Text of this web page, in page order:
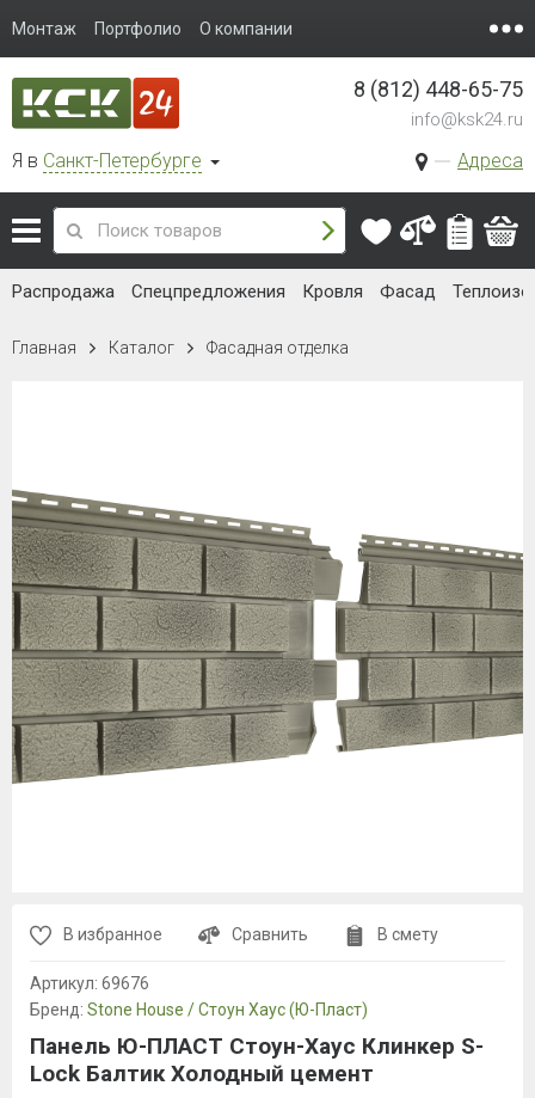
Монтаж Портфолио О компании
Я в Санкт-Петербурге Адреса
8 (812) 448-65-75
info@ksk24.ru
Распродажа Спецпредложения Кровля Фасад
Главная Каталог Фасадная отделка
В избранное Сравнить В смету
Артикул: 69676
Бренд: Stone House / Стоун Хаус (Ю-Пласт)
Панель Ю-ПЛАСТ Стоун-Хаус Клинкер S-
Lock Балтик Холодный цемент